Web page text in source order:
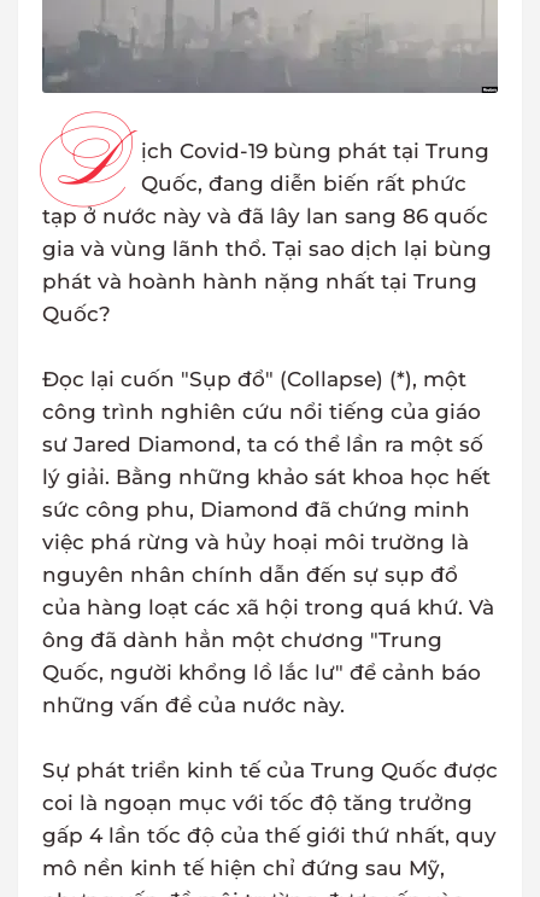
D ịch Covid-19 bùng phát tại Trung
Quốc, đang diễn biến rất phức
tạp ở nước này và đã lây lan sang 86 quốc
gia và vùng lãnh thổ. Tại sao dịch lại bùng
phát và hoành hành nặng nhất tại Trung
Quốc?
Đọc lại cuốn "Sụp đổ" (Collapse) (*), một
công trình nghiên cứu nổi tiếng của giáo
sư Jared Diamond, ta có thể lần ra một số
lý giải. Bằng những khảo sát khoa học hết
sức công phu, Diamond đã chứng minh
việc phá rừng và hủy hoại môi trường là
nguyên nhân chính dẫn đến sự sụp đổ
của hàng loạt các xã hội trong quá khứ. Và
ông đã dành hẳn một chương "Trung
Quốc, người khổng lồ lắc lư" để cảnh báo
những vấn đề của nước này.
Sự phát triển kinh tế của Trung Quốc được
coi là ngoạn mục với tốc độ tăng trưởng
gấp 4 lần tốc độ của thế giới thứ nhất, quy
mô nền kinh tế hiện chỉ đứng sau Mỹ,